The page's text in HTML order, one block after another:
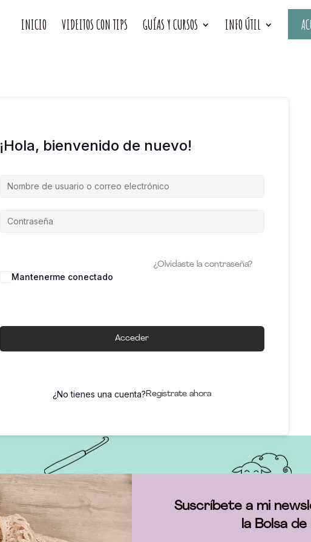
INICIO VIDEITOS CON TIPS GUÍAS Y CURSOS INFO ÚTIL
¡Hola, bienvenido de nuevo!
Mantenerme conectado
¿Olvidaste la contraseña?
Acceder
¿No tienes una cuenta?Regístrate ahora
Suscríbete a mi
la Bolsa de